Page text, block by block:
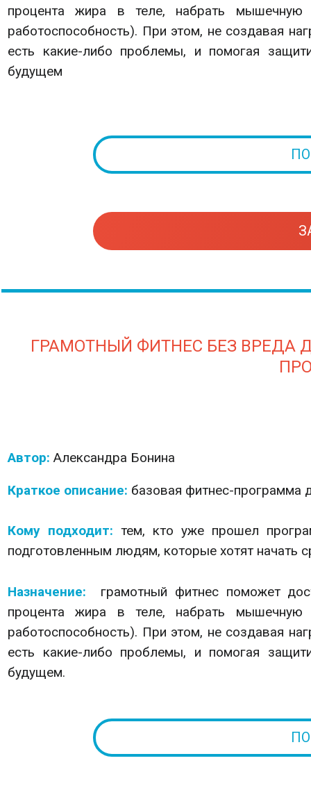
процента жира в теле, набрать мышечную
работоспособность). При этом, не создавая
есть какие-либо проблемы, и помогая
будущем
ГРАМОТНЫЙ ФИТНЕС БЕЗ ВРЕДА
Автор: Александра Бонина
Краткое описание: базовая фитнес-программа
Кому подходит:тем, кто уже прошел
подготовленным людям, которые хотят начать
Назначение: грамотный фитнес поможет
процента жира в теле, набрать мышечную
работоспособность). При этом, не создавая
есть какие-либо проблемы, и помогая
будущем.